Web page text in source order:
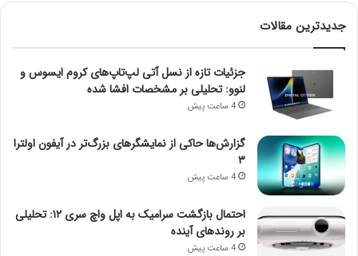
جدیدترین مقالات
جزئیات تازه از نسل آتی لپ‌تاپ‌های کروم ایسوس و
لنوو: تحلیلی بر مشخصات افشا شده
4 ساعت پیش
گزارش‌ها حاکی از نمایشگرهای بزرگ‌تر در آیفون اولترا
۳
4 ساعت پیش
احتمال بازگشت سرامیک به اپل واچ سری ۱۲: تحلیلی
بر روندهای آینده
4 ساعت پیش